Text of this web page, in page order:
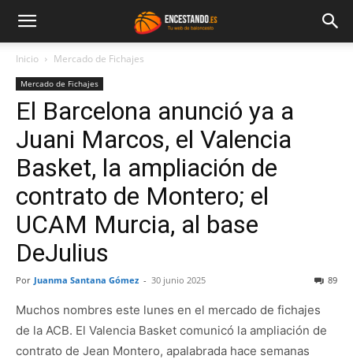
Inicio Mercado de Fichajes
Mercado de Fichajes
El Barcelona anunció ya a
Juani Marcos, el Valencia
Basket, la ampliación de
contrato de Montero; el
UCAM Murcia, al base
DeJulius
Por Juanma Santana Gómez - 30 junio 2025 89
Muchos nombres este lunes en el mercado de fichajes
de la ACB. El Valencia Basket comunicó la ampliación de
contrato de Jean Montero, apalabrada hace semanas